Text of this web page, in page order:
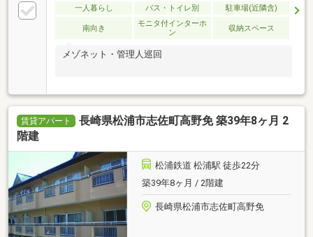
一人暮らし バス・トイレ別 駐車場(近隣含)
南向き
モニタ付インターホ
ン
収納スペース
メゾネット・管理人巡回
賃貸アパート
長崎県松浦市志佐町高野免 築39年8ヶ月 2
階建
松浦鉄道 松浦駅 徒歩22分
築39年8ヶ月 / 2階建
長崎県松浦市志佐町高野免